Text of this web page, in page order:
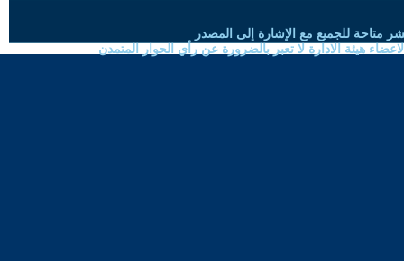
متاحة للجميع مع الإشارة إلى المصدر
هيئة الادارة لا تعبر بالضرورة عن رأي الحوار المتمدن